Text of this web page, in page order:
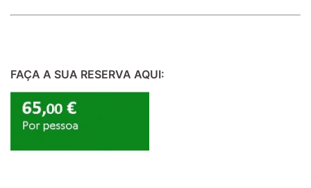
FAÇA A SUA RESERVA AQUI: